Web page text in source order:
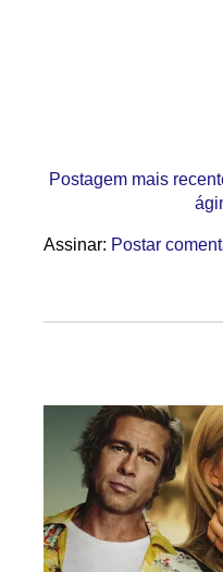
Postagem mais
Assinar: Postar